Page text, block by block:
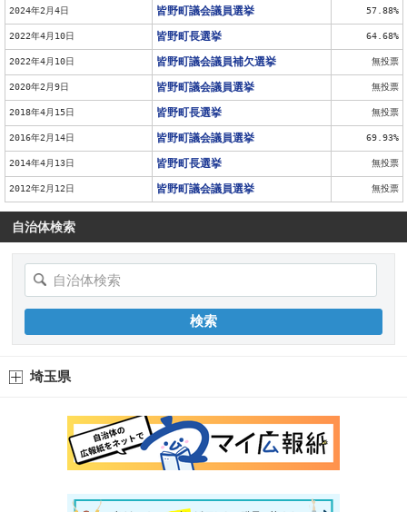
2024年2月4日 皆野町議会議員選挙 57.88%
2022年4月10日 皆野町長選挙 64.68%
2022年4月10日 皆野町議会議員補欠選挙 無投票
2020年2月9日 皆野町議会議員選挙 無投票
2018年4月15日 皆野町長選挙 無投票
2016年2月14日 皆野町議会議員選挙 69.93%
2014年4月13日 皆野町長選挙 無投票
2012年2月12日 皆野町議会議員選挙 無投票
自治体検索
埼玉県